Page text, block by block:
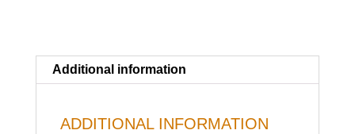
Additional information
ADDITIONAL INFORMATION